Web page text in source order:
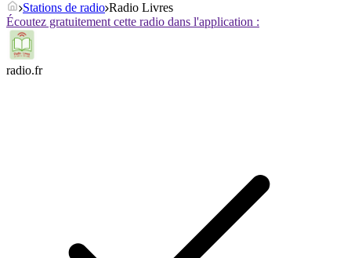
Stations de radio Radio Livres
Écoutez gratuitement cette radio dans l'application :
radio.fr